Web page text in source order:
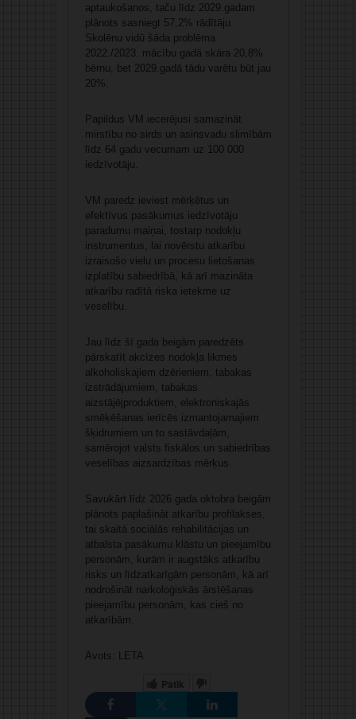
aptaukošanos, taču līdz 2029.gadam
plānots sasniegt 57,2% rādītāju.
Skolēnu vidū šāda problēma
2022./2023. mācību gadā skāra 20,8%
bērnu, bet 2029.gadā tādu varētu būt jau
20%.
Papildus VM iecerējusi samazināt
mirstību no sirds un asinsvadu slimībām
līdz 64 gadu vecumam uz 100 000
iedzīvotāju.
VM paredz ieviest mērķētus un
efektīvus pasākumus iedzīvotāju
paradumu maiņai, tostarp nodokļu
instrumentus, lai novērstu atkarību
izraisošo vielu un procesu lietošanas
izplatību sabiedrībā, kā arī mazināta
atkarību radītā riska ietekme uz
veselību.
Jau līdz šī gada beigām paredzēts
pārskatīt akcīzes nodokļa likmes
alkoholiskajiem dzērieniem, tabakas
izstrādājumiem, tabakas
aizstājējproduktiem, elektroniskajās
smēķēšanas ierīcēs izmantojamajiem
šķidrumiem un to sastāvdaļām,
samērojot valsts fiskālos un sabiedrības
veselības aizsardzības mērķus.
Savukārt līdz 2026.gada oktobra beigām
plānots paplašināt atkarību profilakses,
tai skaitā sociālās rehabilitācijas un
atbalsta pasākumu klāstu un pieejamību
personām, kurām ir augstāks atkarību
risks un līdzatkarīgām personām, kā arī
nodrošināt narkoloģiskās ārstēšanas
pieejamību personām, kas cieš no
atkarībām.
Avots: LETA
Patīk